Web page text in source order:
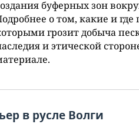
буферных зон
о том, какие и
грозит добыча
и этической
в русле Волги